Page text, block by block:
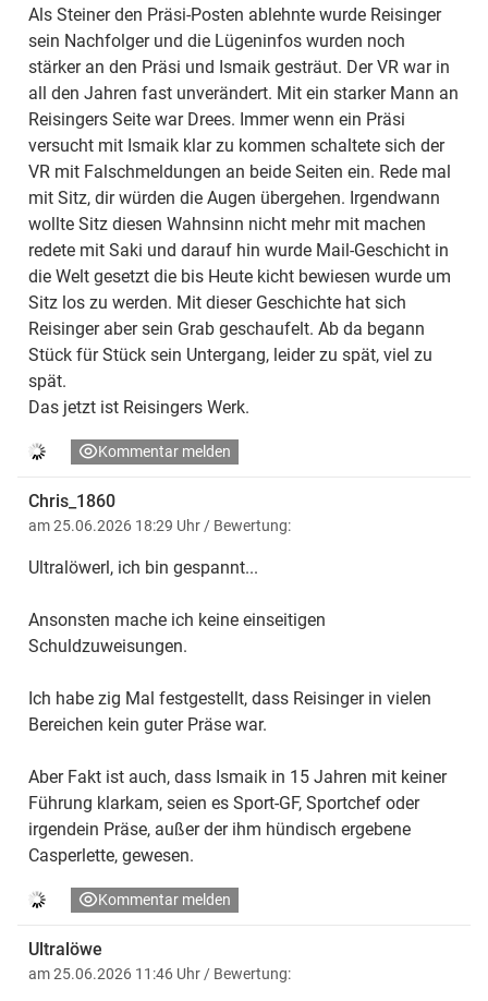
Als Steiner den Präsi-Posten ablehnte wurde Reisinger
sein Nachfolger und die Lügeninfos wurden noch
stärker an den Präsi und Ismaik gesträut. Der VR war in
all den Jahren fast unverändert. Mit ein starker Mann an
Reisingers Seite war Drees. Immer wenn ein Präsi
versucht mit Ismaik klar zu kommen schaltete sich der
VR mit Falschmeldungen an beide Seiten ein. Rede mal
mit Sitz, dir würden die Augen übergehen. Irgendwann
wollte Sitz diesen Wahnsinn nicht mehr mit machen
redete mit Saki und darauf hin wurde Mail-Geschicht in
die Welt gesetzt die bis Heute kicht bewiesen wurde um
Sitz los zu werden. Mit dieser Geschichte hat sich
Reisinger aber sein Grab geschaufelt. Ab da begann
Stück für Stück sein Untergang, leider zu spät, viel zu
spät.
Das jetzt ist Reisingers Werk.
Kommentar melden
Chris_1860
am 25.06.2026 18:29 Uhr / Bewertung:
Ultralöwerl, ich bin gespannt...
Ansonsten mache ich keine einseitigen
Schuldzuweisungen.
Ich habe zig Mal festgestellt, dass Reisinger in vielen
Bereichen kein guter Präse war.
Aber Fakt ist auch, dass Ismaik in 15 Jahren mit keiner
Führung klarkam, seien es Sport-GF, Sportchef oder
irgendein Präse, außer der ihm hündisch ergebene
Casperlette, gewesen.
Kommentar melden
Ultralöwe
am 25.06.2026 11:46 Uhr / Bewertung: